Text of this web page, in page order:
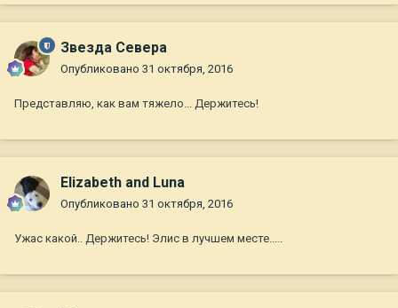
Звезда Севера
Опубликовано 31 октября, 2016
Представляю, как вам тяжело... Держитесь!
Elizabeth and Luna
Опубликовано 31 октября, 2016
Ужас какой.. Держитесь! Элис в лучшем месте.....